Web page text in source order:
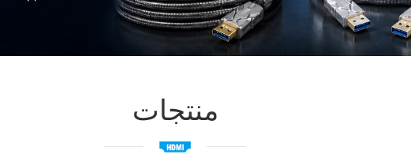
منتجات